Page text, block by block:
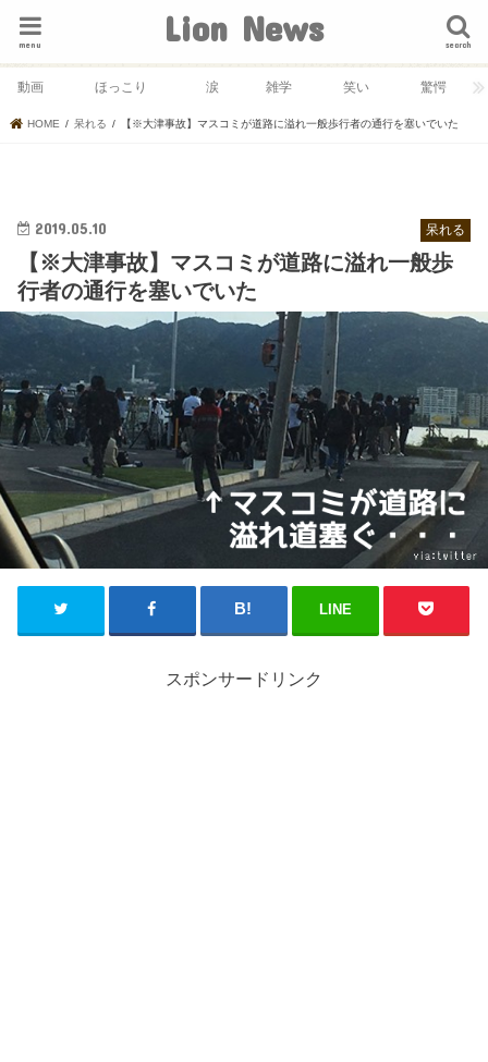
Lion News search
menu
動画 ほっこり 涙 雑学 笑い 驚愕
HOME 呆れる 【※大津事故】マスコミが道路に溢れ一般歩行者の通行を塞いでいた
呆れる
2019.05.10
【※大津事故】マスコミが道路に溢れ一般歩
行者の通行を塞いでいた
LINE
スポンサードリンク